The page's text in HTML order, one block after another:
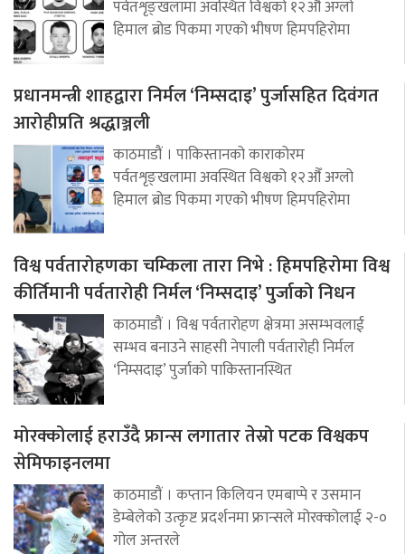
पर्वतशृङ्खलामा अवस्थित विश्वको १२औँ अग्लो
हिमाल ब्रोड पिकमा गएको भीषण हिमपहिरोमा
प्रधानमन्त्री शाहद्वारा निर्मल ‘निम्सदाइ’ पुर्जासहित दिवंगत
आरोहीप्रति श्रद्धाञ्जली
काठमाडौं । पाकिस्तानको काराकोरम
पर्वतशृङ्खलामा अवस्थित विश्वको १२औँ अग्लो
हिमाल ब्रोड पिकमा गएको भीषण हिमपहिरोमा
विश्व पर्वतारोहणका चम्किला तारा निभे : हिमपहिरोमा विश्व
कीर्तिमानी पर्वतारोही निर्मल ‘निम्सदाइ’ पुर्जाको निधन
काठमाडौं । विश्व पर्वतारोहण क्षेत्रमा असम्भवलाई
सम्भव बनाउने साहसी नेपाली पर्वतारोही निर्मल
‘निम्सदाइ’ पुर्जाको पाकिस्तानस्थित
मोरक्कोलाई हराउँदै फ्रान्स लगातार तेस्रो पटक विश्वकप
सेमिफाइनलमा
काठमाडौं । कप्तान किलियन एमबाप्पे र उसमान
डेम्बेलेको उत्कृष्ट प्रदर्शनमा फ्रान्सले मोरक्कोलाई २-०
गोल अन्तरले